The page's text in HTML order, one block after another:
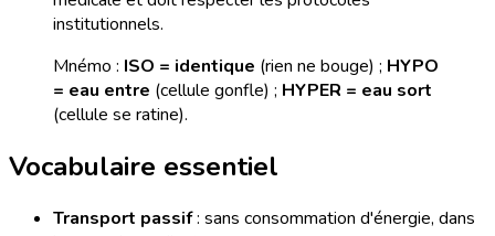
institutionnels.
Mnémo : ISO = identique (rien ne bouge) ; HYPO
= eau entre (cellule gonfle) ; HYPER = eau sort
(cellule se ratine).
Vocabulaire essentiel
Transport passif: sans consommation d'énergie, dans